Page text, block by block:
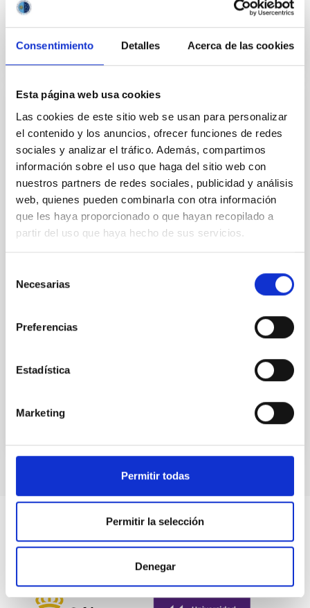
Consentimiento Detalles Acerca de las cookies
Esta página web usa cookies
Las cookies de este sitio web se usan para personalizar
el contenido y los anuncios, ofrecer funciones de redes
sociales y analizar el tráfico. Además, compartimos
información sobre el uso que haga del sitio web con
nuestros partners de redes sociales, publicidad y análisis
web, quienes pueden combinarla con otra información
que les haya proporcionado o que hayan recopilado a
partir del uso que haya hecho de sus servicios.
Necesarias
Preferencias
Estadística
Marketing
Permitir todas
Permitir la selección
Denegar
PRESS RELEASE
Abierta la matrícula del curso “CosmoViaje
2.0: lo que sabemos e ignoramos del
Universo”
El proyecto educativo “CosmoLab: del aula al Sistema
Solar”, desarrollado por el Instituto de Astrofísica de
Canarias (IAC) y financiado principalmente por el
Cabildo de Tenerife, anuncia la apertura de matrícula
del nuevo curso “CosmoViaje 2.0: lo que sabemos e
Consejería de Educación del Gobierno de Canarias.
Esta iniciativa busca acercar la astronomía a toda la
conocimiento y disfrute de los excepcionales cielos y